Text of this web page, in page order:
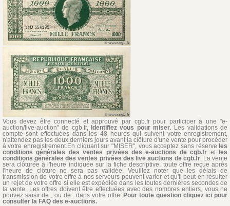
Vous devez être connecté et approuvé par cgb.fr pour participer à une "e-
auction/live-auction" de cgb.fr, Identifiez vous pour miser. Les validations de
compte sont effectuées dans les 48 heures qui suivent votre enregistrement,
n'attendez pas les deux derniers jours avant la clôture d'une vente pour procéder
à votre enregistrement.En cliquant sur "MISER", vous acceptez sans réserve les
conditions générales des ventes privées des e-auctions de cgb.fr et les
conditions générales des ventes privées des live auctions de cgb.fr. La vente
sera clôturée à l'heure indiquée sur la fiche descriptive, toute offre reçue après
l'heure de clôture ne sera pas validée. Veuillez noter que les délais de
transmission de votre offre à nos serveurs peuvent varier et qu'il peut en résulter
un rejet de votre offre si elle est expédiée dans les toutes dernières secondes de
la vente. Les offres doivent être effectuées avec des nombres entiers, vous ne
pouvez saisir de , ou de . dans votre offre. Pour toute question cliquez ici pour
consulter la FAQ des e-auctions.